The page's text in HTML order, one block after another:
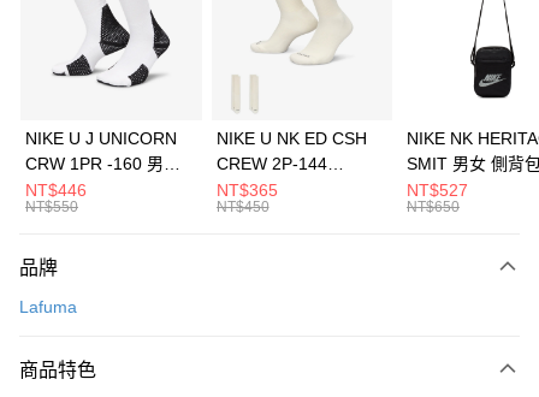
合作金庫商業銀行
第一商業銀行
華南商業銀行
彰化商業銀行
上海商業儲蓄銀行
元大商業銀行
台灣樂天信用卡公司
Apple Pay
全盈+PAY
AFTEE先享後付
【關於「AFTEE先享後付」】
便利好安心！
３．安心：先確認商品／服務後，再付款。
運送方式
每筆NT$100，滿NT$1,500(含以上)免運費
NIKE U J UNICORN
CRW 1PR -160 男女
中統襪 FZ3393100
NT$446
NT$550
NIKE U NK ED CSH
CREW 2P-144
EMBRDY 男女 短統襪
FZ3073133
NT$365
NT$450
NIKE NK
SMIT 男女 側背
BA5871010
NT$527
NT$650
品牌
Lafuma
商品特色